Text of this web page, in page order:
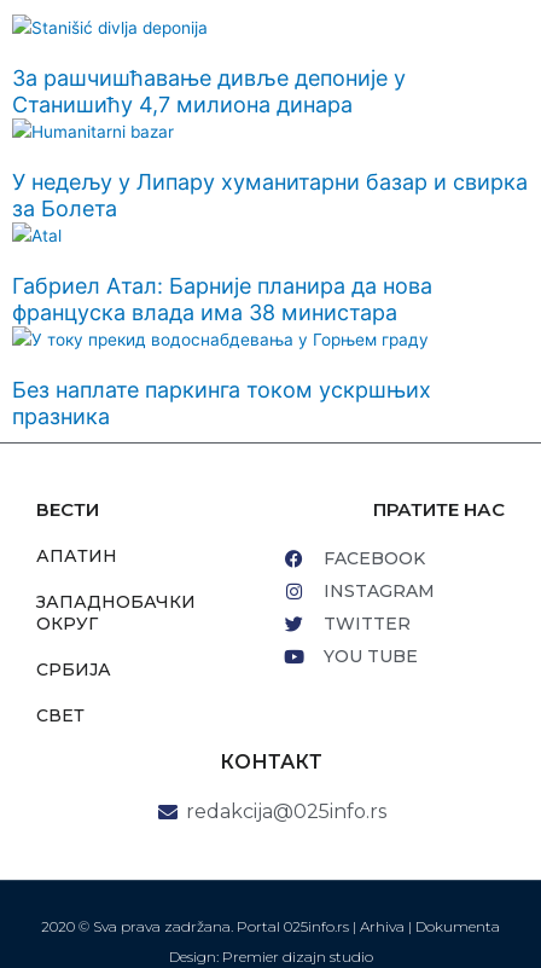
За рашчишћавање дивље депоније у
Станишићу 4,7 милиона динара
У недељу у Липару хуманитарни базар и свирка
за Болета
Габриел Атал: Барније планира да нова
француска влада има 38 министара
Без наплате паркинга током ускршњих
празника
ВЕСТИ
АПАТИН
ЗАПАДНОБАЧКИ
ОКРУГ
СРБИЈА
СВЕТ
ПРАТИТЕ НАС
FACEBOOK
INSTAGRAM
TWITTER
YOU TUBE
КОНТАКТ
redakcija@025info.rs
2020 © Sva prava zadržana. Portal 025info.rs | Arhiva | Dokumenta
Design: Premier dizajn studio